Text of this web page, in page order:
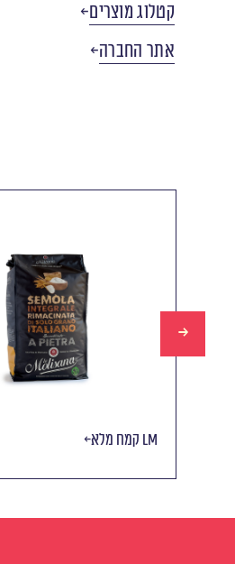
קטלוג מוצרים
אתר החברה
קמח מלא LM